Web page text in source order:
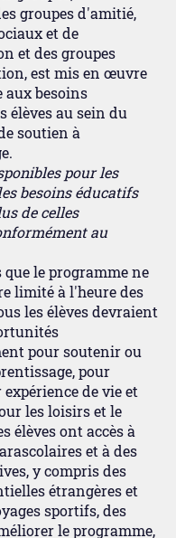
groupes d'amitié,
et de
et des groupes
est mis en œuvre
aux besoins
élèves au sein du
soutien à
pour les
besoins éducatifs
de celles
au
que le programme ne
limité à l'heure des
les élèves devraient
pour soutenir ou
pour
de vie et
les loisirs et le
élèves ont accès à
et à des
y compris des
étrangères et
sportifs, des
le programme,